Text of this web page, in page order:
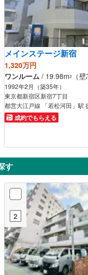
メインステージ新宿
1,320万円
ワンルーム / 19.98m2 （
1992年2月（築35年）
東京都新宿区新宿7丁目
都営大江戸線 「若松河田」駅
成約でもらえる
す
2